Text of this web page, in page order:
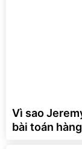
Vì sao
bài toán